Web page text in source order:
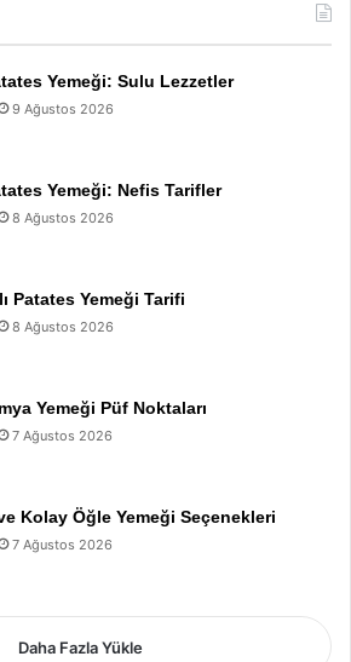
Yemeği: Sulu Lezzetler
9 Ağustos 2026
Yemeği: Nefis Tarifler
8 Ağustos 2026
Patates Yemeği Tarifi
8 Ağustos 2026
Yemeği Püf Noktaları
7 Ağustos 2026
Kolay Öğle Yemeği Seçenekleri
7 Ağustos 2026
Daha Fazla Yükle